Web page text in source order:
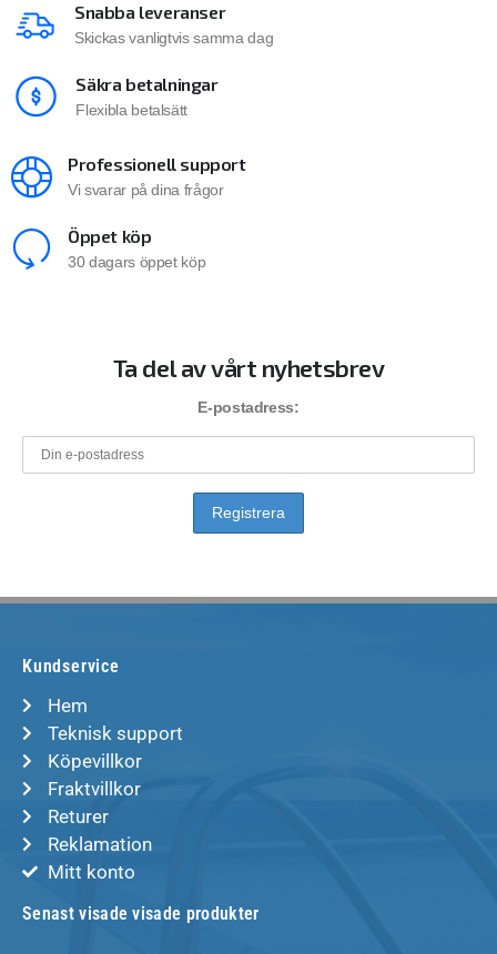
Snabba leveranser
Skickas vanligtvis samma dag
Säkra betalningar
Flexibla betalsätt
Professionell support
Vi svarar på dina frågor
Öppet köp
30 dagars öppet köp
Ta del av vårt nyhetsbrev
E-postadress:
Kundservice
Hem
Teknisk support
Köpevillkor
Fraktvillkor
Returer
Reklamation
Mitt konto
Senast visade visade produkter